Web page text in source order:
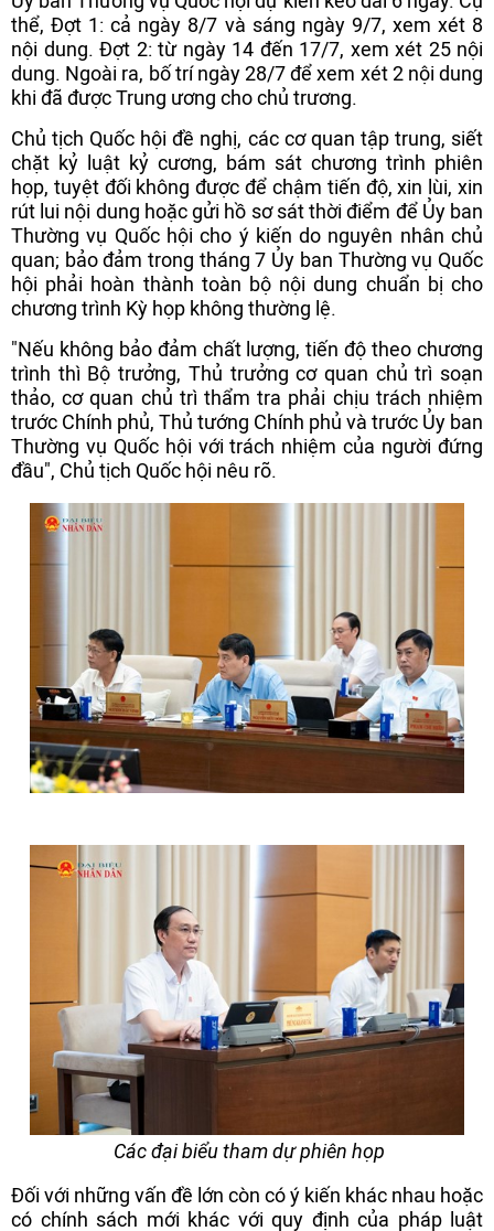
thể, Đợt 1: cả ngày 8/7 và sáng ngày 9/7, xem xét 8
nội dung. Đợt 2: từ ngày 14 đến 17/7, xem xét 25 nội
dung. Ngoài ra, bố trí ngày 28/7 để xem xét 2 nội dung
khi đã được Trung ương cho chủ trương.
Chủ tịch Quốc hội đề nghị, các cơ quan tập trung, siết
chặt kỷ luật kỷ cương, bám sát chương trình phiên
họp, tuyệt đối không được để chậm tiến độ, xin lùi, xin
rút lui nội dung hoặc gửi hồ sơ sát thời điểm để Ủy ban
Thường vụ Quốc hội cho ý kiến do nguyên nhân chủ
quan; bảo đảm trong tháng 7 Ủy ban Thường vụ Quốc
hội phải hoàn thành toàn bộ nội dung chuẩn bị cho
chương trình Kỳ họp không thường lệ.
"Nếu không bảo đảm chất lượng, tiến độ theo chương
trình thì Bộ trưởng, Thủ trưởng cơ quan chủ trì soạn
thảo, cơ quan chủ trì thẩm tra phải chịu trách nhiệm
trước Chính phủ, Thủ tướng Chính phủ và trước Ủy ban
Thường vụ Quốc hội với trách nhiệm của người đứng
đầu", Chủ tịch Quốc hội nêu rõ.
Các đại biểu tham dự phiên họp
Đối với những vấn đề lớn còn có ý kiến khác nhau hoặc
có chính sách mới khác với quy định của pháp luật